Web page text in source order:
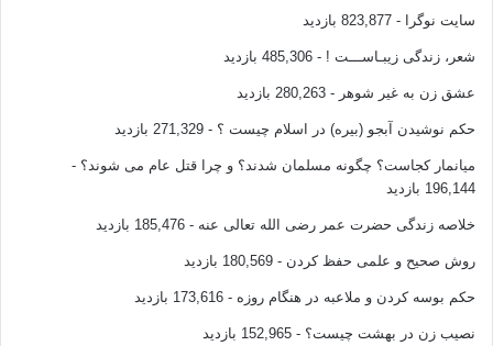
سایت نوگرا - 823,877 بازدید
شعر، زندگی زیبـاســـت ! - 485,306 بازدید
عشق زن به غیر شوهر - 280,263 بازدید
حکم نوشیدن آبجو (بیره) در اسلام چیست ؟ - 271,329 بازدید
میانمار کجاست؟ چگونه مسلمان شدند؟ و چرا قتل عام می شوند؟ -
196,144 بازدید
خلاصه زندگی حضرت عمر رضی الله تعالی عنه - 185,476 بازدید
روش صحیح و علمی حفظ کردن - 180,569 بازدید
حکم بوسه کردن و ملاعبه در هنگام روزه - 173,616 بازدید
نصیب زن در بهشت چیست؟ - 152,965 بازدید